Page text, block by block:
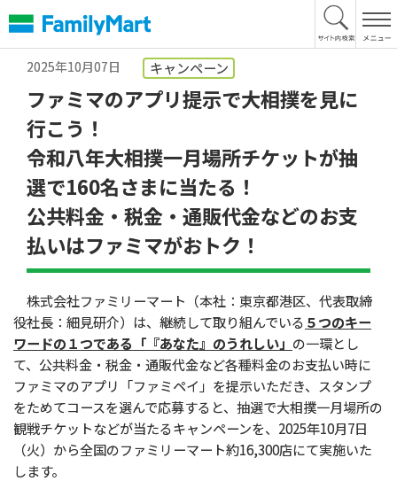
文
へ
2025年10月07日
キャンペーン
ファミマのアプリ提示で大相撲を見に
行こう！
令和八年大相撲一月場所チケットが抽
選で160名さまに当たる！
公共料金・税金・通販代金などのお支
払いはファミマがおトク！
株式会社ファミリーマート（本社：東京都港区、代表取締
役社長：細見研介）は、継続して取り組んでいる ５つのキー
ワードの１つである「『あなた』のうれしい」 の一環とし
て、公共料金・税金・通販代金など各種料金のお支払い時に
ファミマのアプリ「ファミペイ」を提示いただき、スタンプ
をためてコースを選んで応募すると、抽選で大相撲一月場所の
観戦チケットなどが当たるキャンペーンを、2025年10月7日
（火）から全国のファミリーマート約16,300店にて実施いた
します。